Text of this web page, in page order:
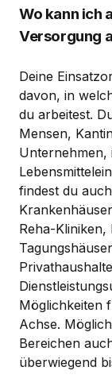
Wo kann ich
Versorgung
Deine
davon, in
du arbeitest.
Mensen,
Unternehmen,
findest du
Reha-
Möglichkeiten
Achse.
Bereichen
überwiegend